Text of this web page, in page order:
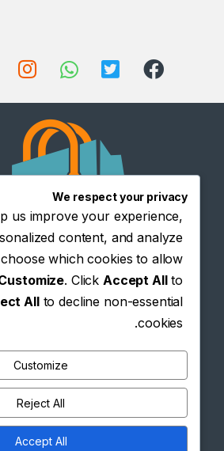
لا تتردد في الاتصال
We respect your privacy
us improve your experience,
content, and analyze
which cookies to allow
. Click Accept Allto
Allto decline non-essential
cookies.
Customize
Reject All
Accept All